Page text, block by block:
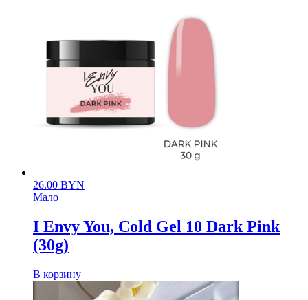
26.00 BYN
Мало
I Envy You, Cold Gel 10 Dark Pink
(30g)
В корзину